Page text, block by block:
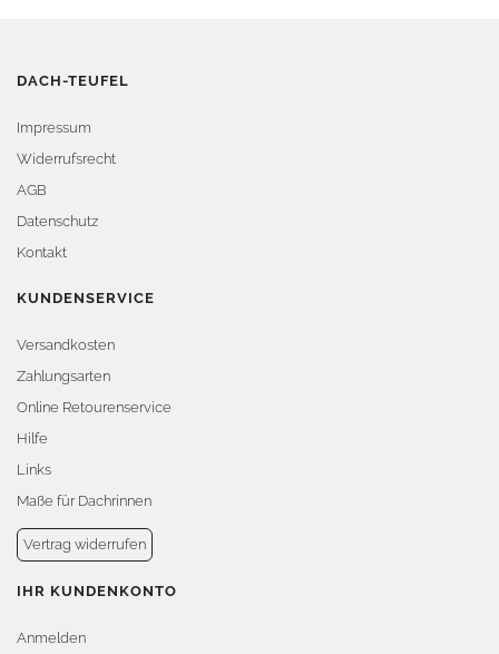
DACH-TEUFEL
Impressum
Widerrufsrecht
AGB
Datenschutz
Kontakt
KUNDENSERVICE
Versandkosten
Zahlungsarten
Online Retourenservice
Hilfe
Links
Maße für Dachrinnen
Vertrag widerrufen
IHR KUNDENKONTO
Anmelden